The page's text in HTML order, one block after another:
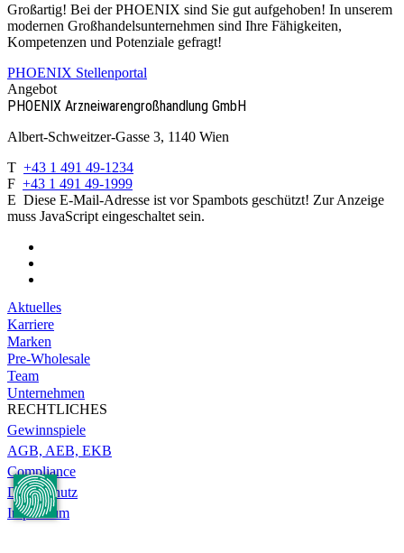
Großartig! Bei der PHOENIX sind Sie gut aufgehoben! In unserem
modernen Großhandelsunternehmen sind Ihre Fähigkeiten,
Kompetenzen und Potenziale gefragt!
PHOENIX Stellenportal
Angebot
PHOENIX Arzneiwaren­großhandlung GmbH
Albert-Schweitzer-Gasse 3, 1140 Wien
T +43 1 491 49-1234
F +43 1 491 49-1999
E Diese E-Mail-Adresse ist vor Spambots geschützt! Zur Anzeige
muss JavaScript eingeschaltet sein.
Aktuelles
Karriere
Marken
Pre-Wholesale
Team
Unternehmen
RECHTLICHES
Gewinnspiele
AGB, AEB, EKB
Compliance
Datenschutz
Impressum